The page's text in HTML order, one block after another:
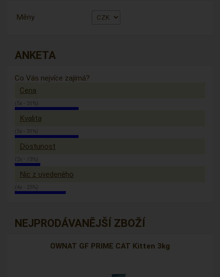
Měny
ANKETA
Co Vás nejvíce zajímá?
Cena
(5x - 31%)
Kvalita
(5x - 31%)
Dostunost
(2x - 13%)
Nic z uvedeného
(4x - 25%)
NEJPRODÁVANĚJŠÍ ZBOŽÍ
OWNAT GF PRIME CAT Kitten 3kg